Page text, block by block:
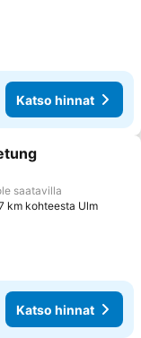
Katso hinnat
saatavilla
km kohteesta Ulm
Katso hinnat